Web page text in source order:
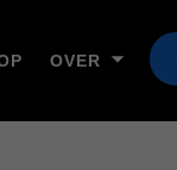
OVER